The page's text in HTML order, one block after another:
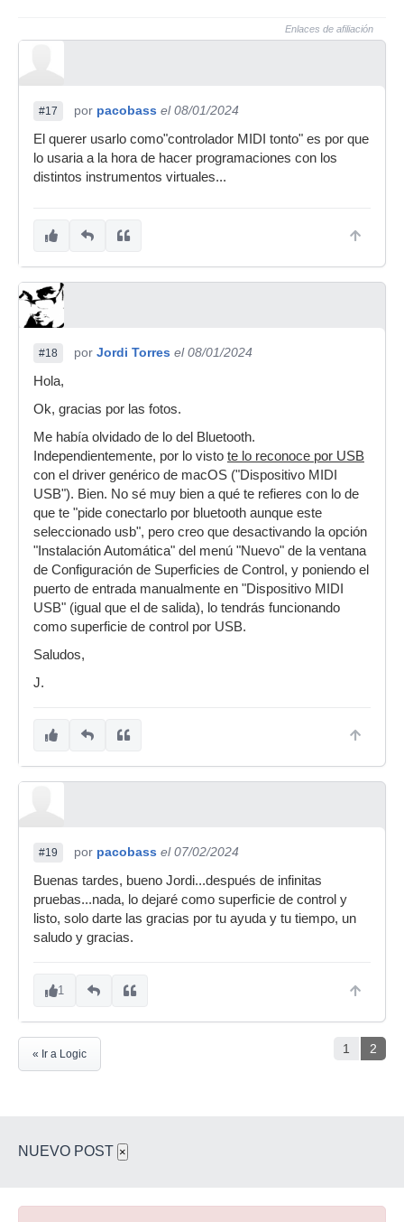
Enlaces de afiliación
#17 por pacobass el 08/01/2024
El querer usarlo como"controlador MIDI tonto" es por que
lo usaria a la hora de hacer programaciones con los
distintos instrumentos virtuales...
#18 por Jordi Torres el 08/01/2024
Hola,
Ok, gracias por las fotos.
Me había olvidado de lo del Bluetooth.
Independientemente, por lo visto te lo reconoce por USB
con el driver genérico de macOS ("Dispositivo MIDI
USB"). Bien. No sé muy bien a qué te refieres con lo de
que te "pide conectarlo por bluetooth aunque este
seleccionado usb", pero creo que desactivando la opción
"Instalación Automática" del menú "Nuevo" de la ventana
de Configuración de Superficies de Control, y poniendo el
puerto de entrada manualmente en "Dispositivo MIDI
USB" (igual que el de salida), lo tendrás funcionando
como superficie de control por USB.
Saludos,
J.
#19 por pacobass el 07/02/2024
Buenas tardes, bueno Jordi...después de infinitas
pruebas...nada, lo dejaré como superficie de control y
listo, solo darte las gracias por tu ayuda y tu tiempo, un
saludo y gracias.
1
1 2
« Ir a Logic
NUEVO POST ×